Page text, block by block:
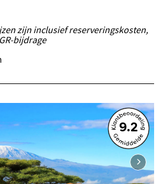
zijn inclusief reserveringskosten,
bijdrage
9.2